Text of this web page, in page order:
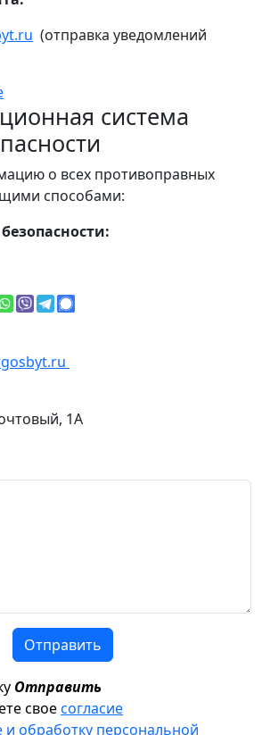
(отправка уведомлений
система
о всех противоправных
способами:
1А
Отправить
Отправить
своесогласие
и обработку персональной